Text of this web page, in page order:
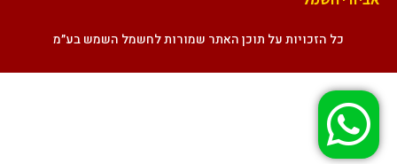
כל הזכויות על תוכן האתר שמורות לחשמל השמש בע״מ